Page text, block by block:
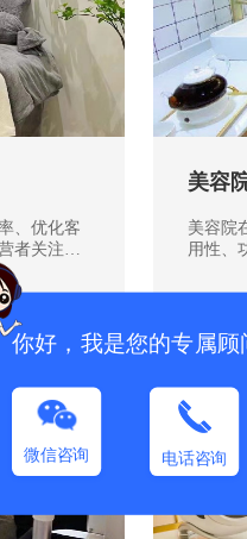
、优化客
者关注的
美容
美容院
用性、
你好，我是您的专属顾
微信咨询 电话咨询